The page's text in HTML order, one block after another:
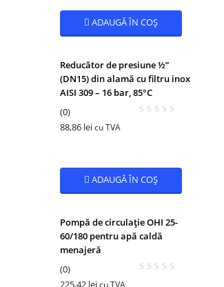
ADAUGĂ ÎN COȘ
Reducător de presiune ½”
(DN15) din alamă cu filtru inox
AISI 309 – 16 bar, 85°C
(0)
88,86 leicu TVA
ADAUGĂ ÎN COȘ
Pompă de circulație OHI 25-
60/180 pentru apă caldă
menajeră
(0)
225,42 leicu TVA